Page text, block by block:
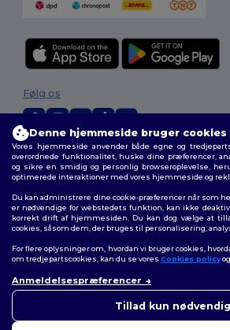
2026. Alle rettigheder forbeholdes
Vilkår og Betingelser|Tilpasset politik|
cookies|Sitemap
Følg os
Denne hjemmeside bruger cookies
Vores hjemmeside anvender både egne og
overordnede funktionalitet, huske dine præferencer,
og sikre en smidig og personlig browseroplevelse,
optimerede interaktioner med vores hjemmeside og
Du kan administrere dine cookie-præferencer når som
er nødvendige for webstedets funktion, kan ikke
korrekt drift af hjemmesiden. Du kan dog vælge at
cookies, såsom dem, der bruges til personalisering,
For flere oplysninger om, hvordan vi bruger cookies,
om tredjepartscookies, kan du se vores Cookies policyog
Anmeldelsespræferencer
Tillad kun